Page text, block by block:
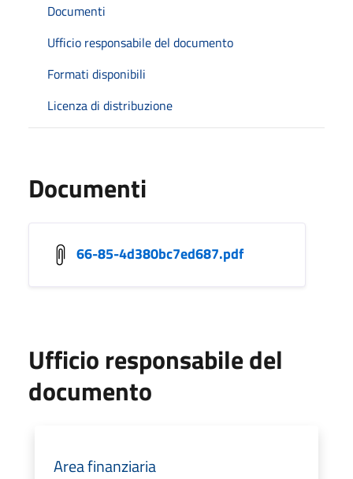
Documenti
Ufficio responsabile del documento
Formati disponibili
Licenza di distribuzione
Documenti
66-85-4d380bc7ed687.pdf
Ufficio responsabile del
documento
Area finanziaria